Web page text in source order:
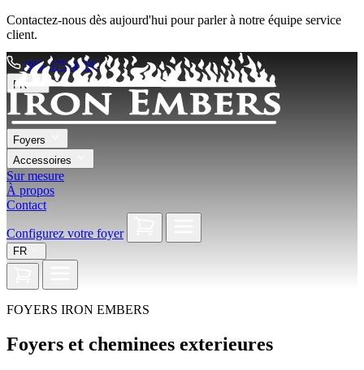
Contactez-nous dès aujourd'hui pour parler à notre équipe service
client.
888-575-4766
FR
Foyers
Accessoires
Sur mesure
À propos
Contact
Configurez votre foyer
FR
FOYERS IRON EMBERS
Foyers et cheminees exterieures